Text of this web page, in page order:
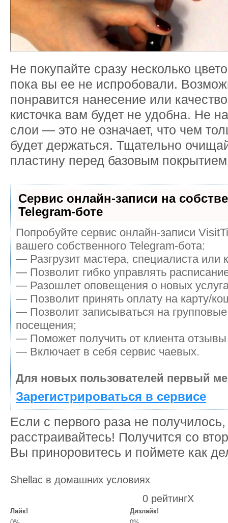
Не покупайте сразу несколько
пока вы ее не испробовали.
понравится нанесение или
кисточка вам будет не удобна. Не
слои — это не означает, что чем
будет держаться. Тщательно
пластину перед базовым
Сервис онлайн-записи на
Telegram-боте
Попробуйте сервис онлайн-записи
вашего собственного Telegram-бота:
— Разгрузит мастера, специалиста или
— Позволит гибко управлять
— Разошлет оповещения о новых
— Позволит принять оплату на карту/
— Позволит записываться на
посещения;
— Поможет получить от клиента отзывы
— Включает в себя сервис чаевых.
Для новых пользователей первый
Зарегистрироваться в сервисе
Если с первого раза не
расстраивайтесь! Получится со
Вы приноровитесь и поймете как
Shellac в домашних условиях
0 рейтингX
Лайк!
Дизлайк!